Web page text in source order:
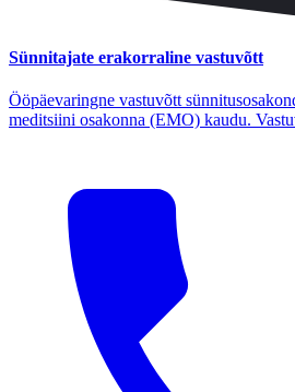
Sünnitajate erakorraline vastuvõtt
Ööpäevaringne vastuvõtt
meditsiini osakonna (EMO) kaudu.